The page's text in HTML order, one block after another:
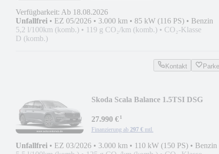
Verfügbarkeit: Ab 18.08.2026
Unfallfrei • EZ 05/2026 • 3.000 km • 85 kW (116 PS) • Benzin
5,2 l/100km (komb.) • 119 g CO₂/km (komb.) • CO₂-Klasse
D (komb.)
Kontakt
Skoda Scala Balance 1.5TSI DSG
27.990 €¹
Finanzierung ab 297 € mtl.
Unfallfrei • EZ 03/2026 • 3.000 km • 110 kW (150 PS) • Benzin